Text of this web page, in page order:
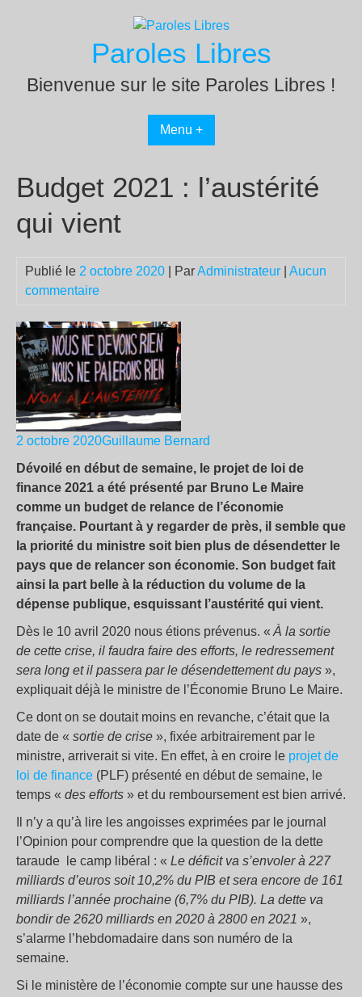
Paroles Libres
Bienvenue sur le site Paroles Libres !
Menu +
Budget 2021 : l’austérité
qui vient
Publié le 2 octobre 2020 | ParAdministrateur
Aucun
commentaire
2 octobre 2020Guillaume Bernard
Dévoilé en début de semaine, le projet de loi de
finance 2021 a été présenté par Bruno Le Maire
comme un budget de relance de l’économie
française. Pourtant à y regarder de près, il semble que
la priorité du ministre soit bien plus de désendetter le
pays que de relancer son économie. Son budget fait
ainsi la part belle à la réduction du volume de la
dépense publique, esquissant l’austérité qui vient.
Dès le 10 avril 2020 nous étions prévenus. « À la sortie
de cette crise, il faudra faire des efforts, le redressement
sera long et il passera par le désendettement du pays »,
expliquait déjà le ministre de l’Économie Bruno Le Maire.
Ce dont on se doutait moins en revanche, c’était que la
date de « sortie de crise », fixée arbitrairement par le
ministre, arriverait si vite. En effet, à en croire le projet de
loi de finance (PLF) présenté en début de semaine, le
temps « des efforts » et du remboursement est bien arrivé.
Il n’y a qu’à lire les angoisses exprimées par le journal
l’Opinion pour comprendre que la question de la dette
taraude le camp libéral : « Le déficit va s’envoler à 227
milliards d’euros soit 10,2% du PIB et sera encore de 161
milliards l’année prochaine (6,7% du PIB). La dette va
bondir de 2620 milliards en 2020 à 2800 en 2021 »,
s’alarme l’hebdomadaire dans son numéro de la
semaine.
Si le ministère de l’économie compte sur une hausse des